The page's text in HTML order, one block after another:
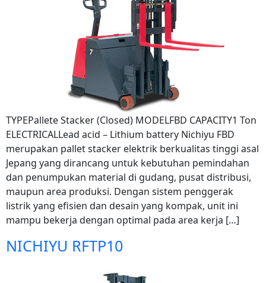
TYPEPallete Stacker (Closed) MODELFBD CAPACITY1 Ton
ELECTRICALLead acid – Lithium battery Nichiyu FBD
merupakan pallet stacker elektrik berkualitas tinggi asal
Jepang yang dirancang untuk kebutuhan pemindahan
dan penumpukan material di gudang, pusat distribusi,
maupun area produksi. Dengan sistem penggerak
listrik yang efisien dan desain yang kompak, unit ini
mampu bekerja dengan optimal pada area kerja […]
NICHIYU RFTP10